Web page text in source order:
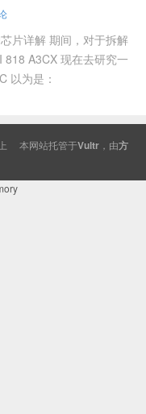
片详解 期间，对于拆解
A3CX 现在去研究一
以为是：
本网站托管于Vultr ，由方